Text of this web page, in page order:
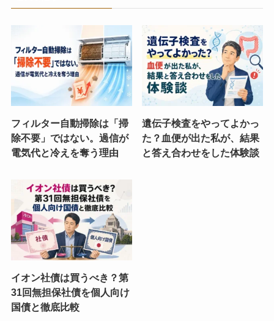
フィルター自動掃除は「掃
除不要」ではない。過信が
電気代と冷えを奪う理由
遺伝子検査をやってよかっ
た？血便が出た私が、結果
と答え合わせをした体験談
イオン社債は買うべき？第
31回無担保社債を個人向け
国債と徹底比較